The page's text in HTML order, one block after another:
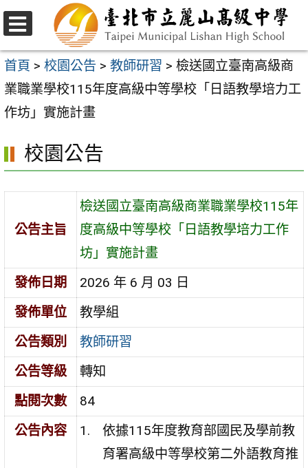
跳
至
主
要
內
區
選
單
首頁 > 校園公告 > 教師研習 > 檢送國立臺南高級商
業職業學校115年度高級中等學校「日語教學培力工
作坊」實施計畫
校園公告
公告主旨
檢送國立臺南高級商業職業學校115年
度高級中等學校「日語教學培力工作
坊」實施計畫
發佈日期
2026 年 6 月 03 日
發佈單位
教學組
公告類別
教師研習
公告等級
轉知
點閱次數
84
公告內容
依據115年度教育部國民及學前教
育署高級中等學校第二外語教育推